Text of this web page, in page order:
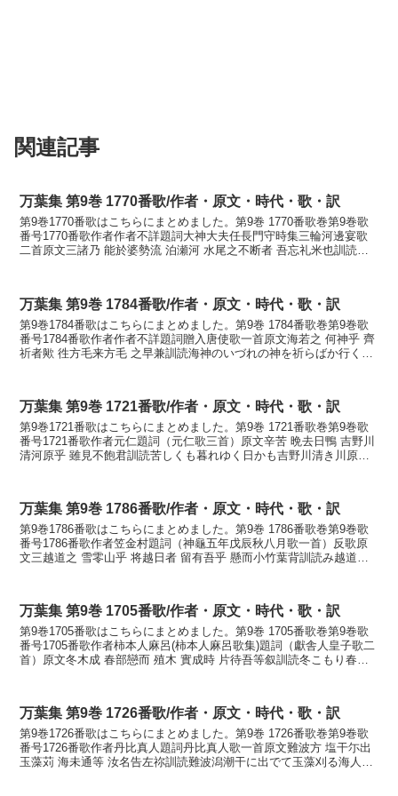
関連記事
万葉集 第9巻 1770番歌/作者・原文・時代・歌・訳
第9巻1770番歌はこちらにまとめました。第9巻 1770番歌巻第9巻歌
番号1770番歌作者作者不詳題詞大神大夫任長門守時集三輪河邊宴歌
二首原文三諸乃 能於婆勢流 泊瀬河 水尾之不断者 吾忘礼米也訓読み
万葉集 第9巻 1784番歌/作者・原文・時代・歌・訳
第9巻1784番歌はこちらにまとめました。第9巻 1784番歌巻第9巻歌
番号1784番歌作者作者不詳題詞贈入唐使歌一首原文海若之 何神乎 齊
祈者歟 徃方毛来方毛 之早兼訓読海神のいづれの神を祈らばか行くさ
万葉集 第9巻 1721番歌/作者・原文・時代・歌・訳
第9巻1721番歌はこちらにまとめました。第9巻 1721番歌巻第9巻歌
番号1721番歌作者元仁題詞（元仁歌三首）原文辛苦 晩去日鴨 吉野川
清河原乎 雖見不飽君訓読苦しくも暮れゆく日かも吉野川清き川原を
万葉集 第9巻 1786番歌/作者・原文・時代・歌・訳
第9巻1786番歌はこちらにまとめました。第9巻 1786番歌巻第9巻歌
番号1786番歌作者笠金村題詞（神龜五年戊辰秋八月歌一首）反歌原
文三越道之 雪零山乎 将越日者 留有吾乎 懸而小竹葉背訓読み越道の
万葉集 第9巻 1705番歌/作者・原文・時代・歌・訳
第9巻1705番歌はこちらにまとめました。第9巻 1705番歌巻第9巻歌
番号1705番歌作者柿本人麻呂(柿本人麻呂歌集)題詞（獻舎人皇子歌二
首）原文冬木成 春部戀而 殖木 實成時 片待吾等叙訓読冬こもり春へ
万葉集 第9巻 1726番歌/作者・原文・時代・歌・訳
第9巻1726番歌はこちらにまとめました。第9巻 1726番歌巻第9巻歌
番号1726番歌作者丹比真人題詞丹比真人歌一首原文難波方 塩干尓出
玉藻苅 海未通等 汝名告左祢訓読難波潟潮干に出でて玉藻刈る海人娘